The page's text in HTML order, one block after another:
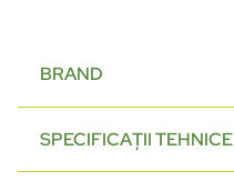
BRAND
SPECIFICAȚII TEHNICE